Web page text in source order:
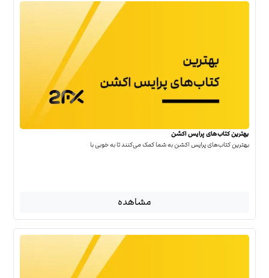
بهترین کتاب‌‌های پرایس اکشن
بهترین کتاب‌‌های پرایس اکشن به شما کمک می‌کنند تا به خوبی با
مشاهده